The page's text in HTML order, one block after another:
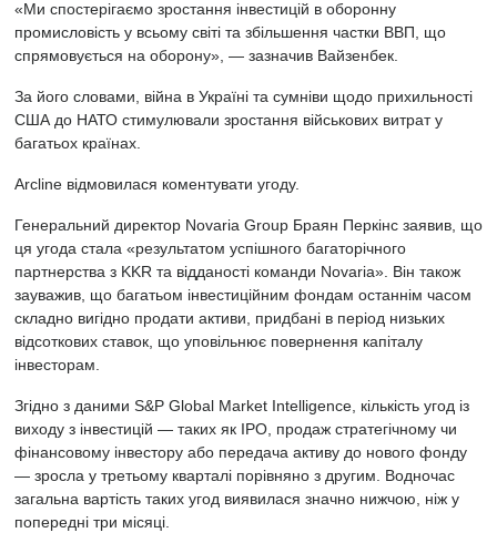
«Ми спостерігаємо зростання інвестицій в оборонну
промисловість у всьому світі та збільшення частки ВВП, що
спрямовується на оборону», — зазначив Вайзенбек.
За його словами, війна в Україні та сумніви щодо прихильності
США до НАТО стимулювали зростання військових витрат у
багатьох країнах.
Arcline відмовилася коментувати угоду.
Генеральний директор Novaria Group Браян Перкінс заявив, що
ця угода стала «результатом успішного багаторічного
партнерства з KKR та відданості команди Novaria». Він також
зауважив, що багатьом інвестиційним фондам останнім часом
складно вигідно продати активи, придбані в період низьких
відсоткових ставок, що уповільнює повернення капіталу
інвесторам.
Згідно з даними S&P Global Market Intelligence, кількість угод із
виходу з інвестицій — таких як IPO, продаж стратегічному чи
фінансовому інвестору або передача активу до нового фонду
— зросла у третьому кварталі порівняно з другим. Водночас
загальна вартість таких угод виявилася значно нижчою, ніж у
попередні три місяці.